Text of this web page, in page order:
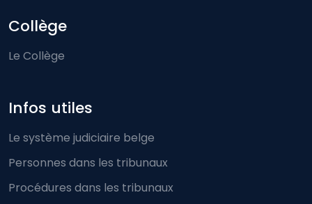
Collège
Le Collège
Infos utiles
Le système judiciaire belge
Personnes dans les tribunaux
Procédures dans les tribunaux